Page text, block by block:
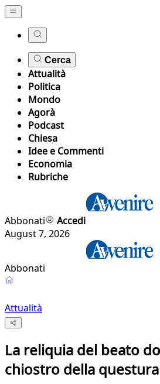
Cerca
Attualità
Politica
Mondo
Agorà
Podcast
Chiesa
Idee e Commenti
Economia
Rubriche
Abbonati
Accedi
August 7, 2026
Abbonati
Attualità
La reliquia del beato
chiostro della